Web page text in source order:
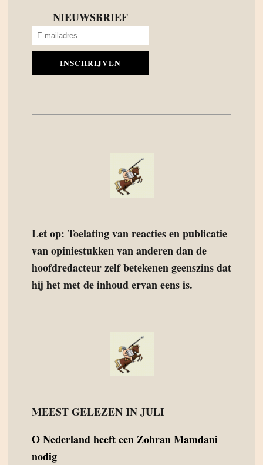
NIEUWSBRIEF
INSCHRIJVEN
Let op: Toelating van reacties en publicatie
van opiniestukken van anderen dan de
hoofdredacteur zelf betekenen geenszins dat
hij het met de inhoud ervan eens is.
MEEST GELEZEN IN JULI
ONederland heeft een Zohran Mamdani
nodig